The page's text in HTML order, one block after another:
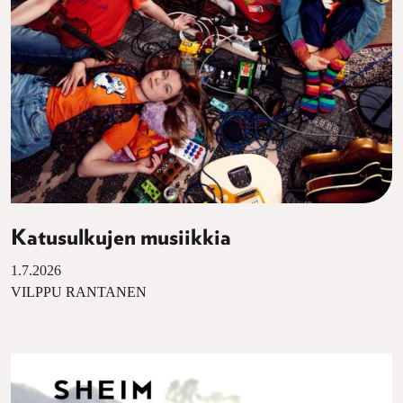
Katusulkujen musiikkia
1.7.2026
VILPPU RANTANEN